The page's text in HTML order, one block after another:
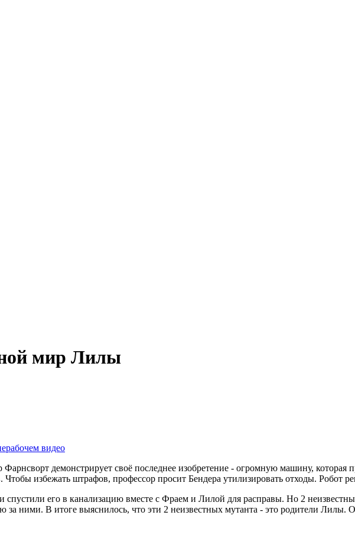
мир Лилы
видео
демонстрирует своё последнее изобретение - огромную машину,
Чтобы избежать штрафов, профессор просит Бендера утилизировать отходы. Робот
его в канализацию вместе с Фраем и Лилой для расправы. Но 2
за ними. В итоге выяснилось, что эти 2 неизвестных мутанта - это родители Лилы.